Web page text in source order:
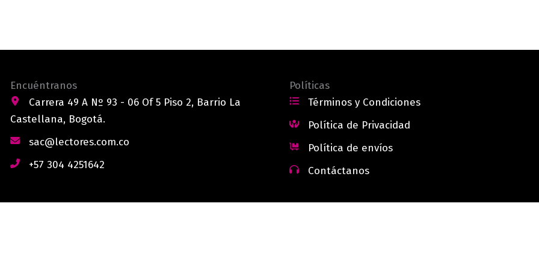
Encuéntranos
Carrera 49 A Nº 93 - 06 Of 5 Piso 2, Barrio La
Castellana, Bogotá.
sac@lectores.com.co
+57 304 4251642
Políticas
Términos y Condiciones
Política de Privacidad
Política de envíos
Contáctanos